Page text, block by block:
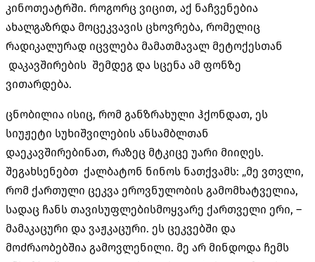
კინოთეატრში. როგორც ვიცით, აქ ნაჩვენებია
ახალგაზრდა მოცეკვავის ცხოვრება, რომელიც
რადიკალურად იცვლება მამათმავალ მეტოქესთან
დაკავშირების შემდეგ და სცენა ამ ფონზე
ვითარდება.
ცნობილია ისიც, რომ განზრახული ჰქონდათ, ეს
სიუჟეტი სუხიშვილების ანსამბლთან
დაეკავშირებინათ, რაზეც მტკიცე უარი მიიღეს.
შეგახსენებთ ქალბატონ ნინოს ნათქვამს: „მე ვთვლი,
რომ ქართული ცეკვა ეროვნულობის გამომხატველია,
სადაც ჩანს თავისუფლებისმოყვარე ქართველი ერი, –
მამაკაცური და ვაჟკაცური. ეს ცეკვებში და
მოძრაობებშია გამოვლენილი. მე არ მინდოდა ჩემს